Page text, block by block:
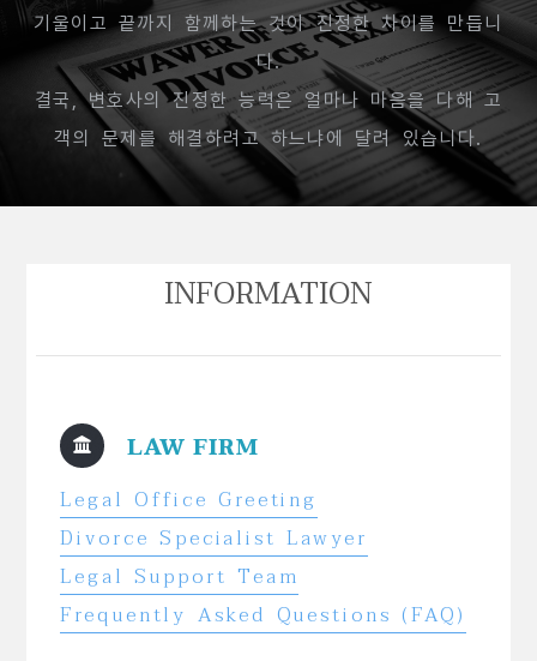
기울이고 끝까지 함께하는 것이 진정한 차이를 만듭니
다.
결국, 변호사의 진정한 능력은 얼마나 마음을 다해 고
객의 문제를 해결하려고 하느냐에 달려 있습니다.
INFORMATION
LAW FIRM
Legal Office Greeting
Divorce Specialist Lawyer
Legal Support Team
Frequently Asked Questions (FAQ)